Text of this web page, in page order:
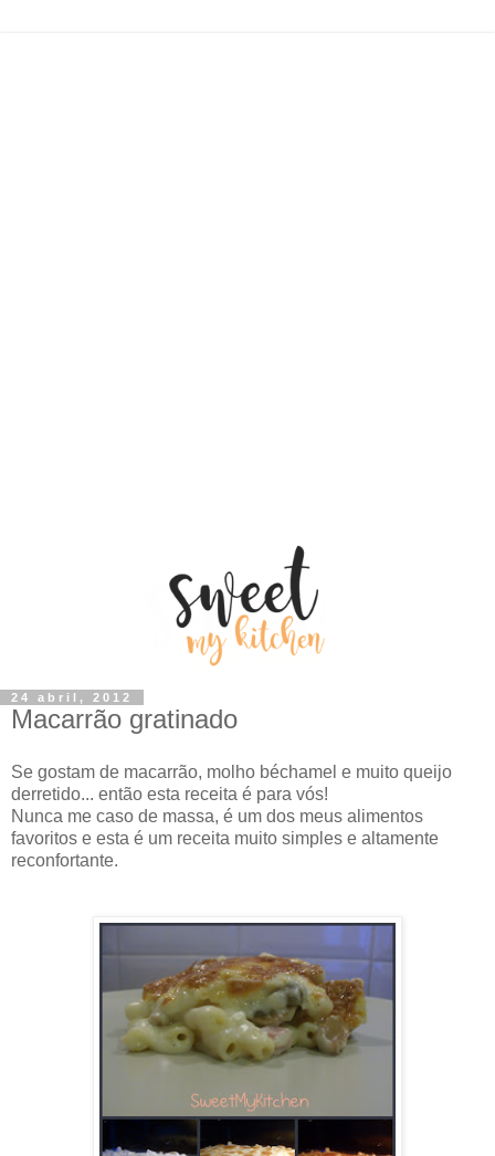
24 abril, 2012
Macarrão gratinado
Se gostam de macarrão, molho béchamel e muito queijo
derretido... então esta receita é para vós!
Nunca me caso de massa, é um dos meus alimentos
favoritos e esta é um receita muito simples e altamente
reconfortante.